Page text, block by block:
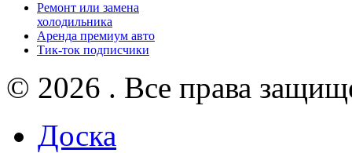
Ремонт или замена
холодильника
Аренда премиум авто
Тик-ток подписчики
© 2026 . Все права
Доска